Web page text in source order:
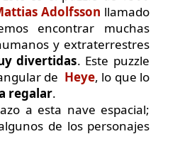
Adolfsson llamado
encontrar muchas
y extraterrestres
divertidas. Este puzzle
de Heye, lo que lo
regalar.
a esta nave espacial;
de los personajes